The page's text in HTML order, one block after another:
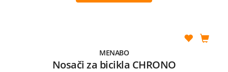
MENABO
Nosači za bicikla CHRONO